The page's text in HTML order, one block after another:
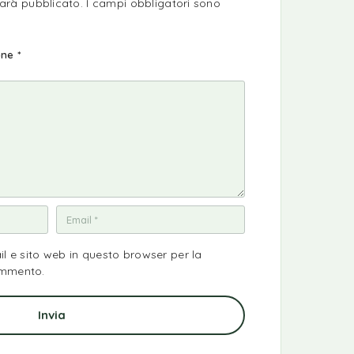
pubblicato. I campi obbligatori sono
*
e sito web in questo browser per la